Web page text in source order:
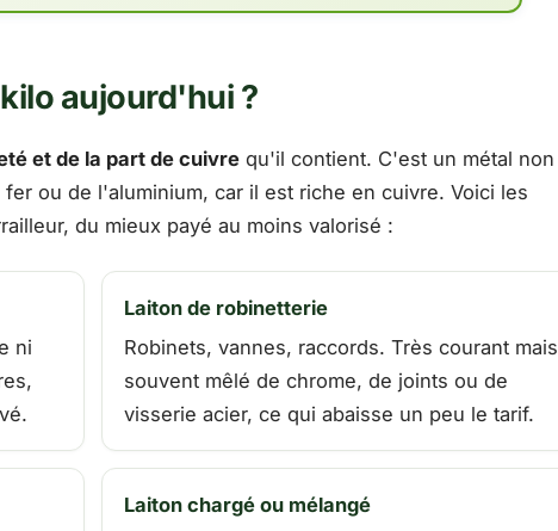
aujourd'hui ?
et de la part de cuivre qu'il contient. C'est un métal non
ou de l'aluminium, car il est riche en cuivre. Voici les
du mieux payé au moins valorisé :
ni
Laiton de robinetterie
Robinets, vannes, raccords. Très courant mais
souvent mêlé de chrome, de joints ou de
visserie acier, ce qui abaisse un peu le tarif.
Laiton chargé ou mélangé